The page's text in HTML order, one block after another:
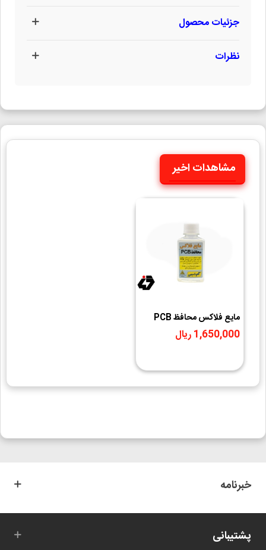
جزئیات محصول
نظرات
مشاهدات اخیر
مایع فلاکس محافظ PCB
تکنوشیمی
1,650,000 ریال
خبرنامه
پشتیبانی